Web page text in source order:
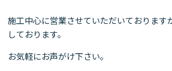
施工中心に営業させていただいております
しております。
お気軽にお声がけ下さい。